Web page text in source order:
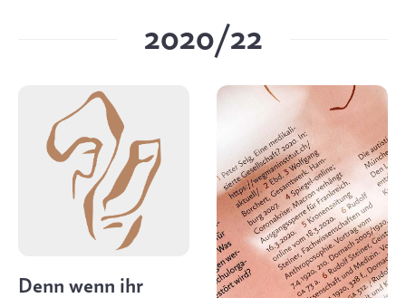
2020/22
Denn wenn ihr